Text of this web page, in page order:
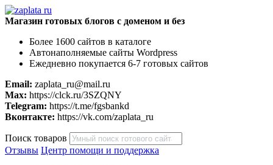
Магазин готовых блогов с доменом и без
Более 1600 сайтов в каталоге
Автонаполняемые сайты Wordpress
Ежедневно покупается 6-7 готовых сайтов
Email: zaplata_ru@mail.ru
Max: https://clck.ru/3SZQNY
Telegram: https://t.me/fgsbankd
Вконтакте: https://vk.com/zaplata_ru
Поиск товаров
Отзывы Центр помощи и поддержка